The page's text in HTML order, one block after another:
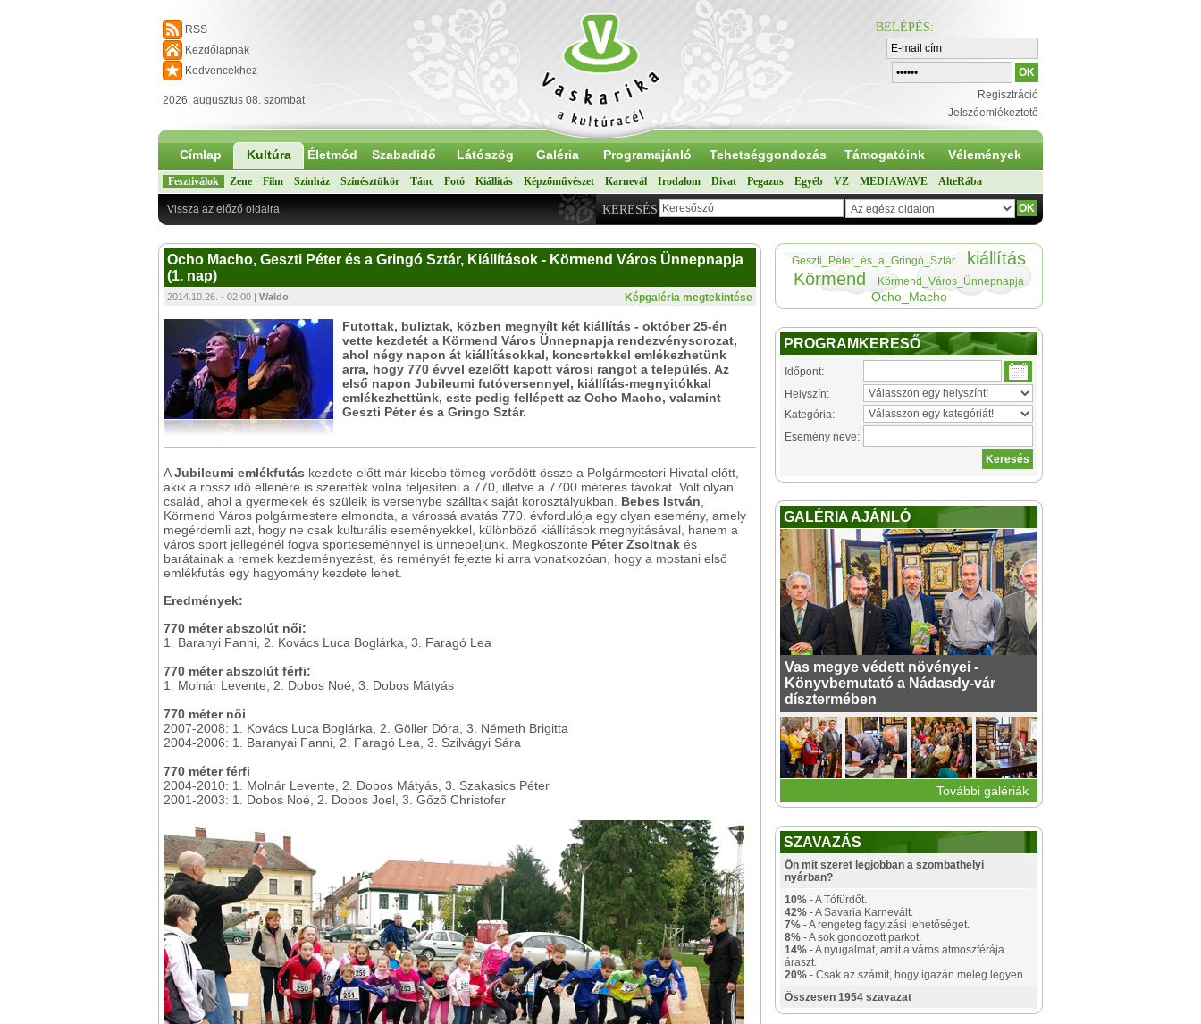
RSS
Kezdőlapnak
Kedvencekhez
2026. augusztus 08. szombat
BELÉPÉS:
Regisztráció
Jelszóemlékeztető
Címlap Kultúra Életmód Szabadidő Látószög Galéria Programajánló Tehetséggondozás Támogatóink Vélemények
Fesztiválok Zene Film Színház Színésztükör Tánc Fotó Kiállítás Képzőművészet Karnevál Irodalom Divat Pegazus Egyéb VZ MEDIAWAVE AlteRába
KERESÉS
Vissza az előző oldalra
Ocho Macho, Geszti Péter és a Gringó Sztár, Kiállítások - Körmend Város Ünnepnapja
(1. nap)
Képgaléria megtekintése
2014.10.26. - 02:00 | Waldo
Futottak, buliztak, közben megnyílt két kiállítás - október 25-én
vette kezdetét a Körmend Város Ünnepnapja rendezvénysorozat,
ahol négy napon át kiállításokkal, koncertekkel emlékezhetünk
arra, hogy 770 évvel ezelőtt kapott városi rangot a település. Az
első napon Jubileumi futóversennyel, kiállítás-megnyitókkal
emlékezhettünk, este pedig fellépett az Ocho Macho, valamint
Geszti Péter és a Gringo Sztár.
AJubileumi emlékfutás kezdete előtt már kisebb tömeg verődött össze a Polgármesteri Hivatal előtt,
akik a rossz idő ellenére is szerették volna teljesíteni a 770, illetve a 7700 méteres távokat. Volt olyan
család, ahol a gyermekek és szüleik is versenybe szálltak saját korosztályukban. Bebes István
Körmend Város polgármestere elmondta, a várossá avatás 770. évfordulója egy olyan esemény, amely
megérdemli azt, hogy ne csak kulturális eseményekkel, különböző kiállítások megnyitásával, hanem a
város sport jellegénél fogva sporteseménnyel is ünnepeljünk. Megköszönte Péter Zsoltnak és
barátainak a remek kezdeményezést, és reményét fejezte ki arra vonatkozóan, hogy a mostani első
emlékfutás egy hagyomány kezdete lehet.
Eredmények:
770 méter abszolút női:
1. Baranyi Fanni, 2. Kovács Luca Boglárka, 3. Faragó Lea
770 méter abszolút férfi:
1. Molnár Levente, 2. Dobos Noé, 3. Dobos Mátyás
770 méter női
2007-2008: 1. Kovács Luca Boglárka, 2. Göller Dóra, 3. Németh Brigitta
2004-2006: 1. Baranyai Fanni, 2. Faragó Lea, 3. Szilvágyi Sára
770 méter férfi
2004-2010: 1. Molnár Levente, 2. Dobos Mátyás, 3. Szakasics Péter
2001-2003: 1. Dobos Noé, 2. Dobos Joel, 3. Gőző Christofer
Geszti_Péter_és_a_Gringó_Sztár
kiállítás
Körmend
Körmend_Város_Ünnepnapja
Ocho_Macho
PROGRAMKERESŐ
Időpont:
Helyszín:
Kategória:
Esemény neve:
GALÉRIA AJÁNLÓ
Vas megye védett növényei -
Könyvbemutató a Nádasdy-vár
dísztermében
További galériák
SZAVAZÁS
Ön mit szeret legjobban a szombathelyi
nyárban?
10% - A Tófürdőt.
42% - A Savaria Karnevált.
7% - A rengeteg fagyizási lehetőséget.
8% - A sok gondozott parkot.
14% - A nyugalmat, amit a város atmoszférája
áraszt.
20% - Csak az számít, hogy igazán meleg legyen.
Összesen 1954 szavazat